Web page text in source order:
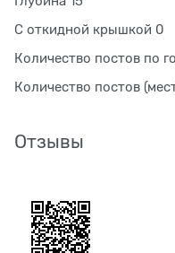
С откидной крышкой 0
Количество постов по
Количество постов
Отзывы